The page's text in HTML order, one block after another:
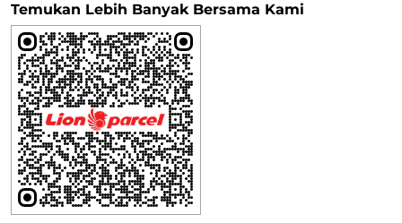
Temukan Lebih Banyak Bersama Kami